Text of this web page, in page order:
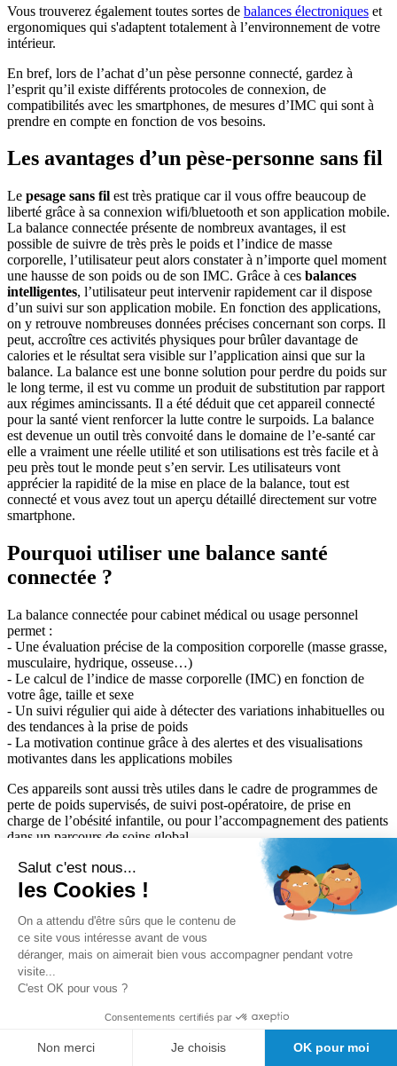
Vous trouverez également toutes sortes de balances électroniques et
ergonomiques qui s'adaptent totalement à l’environnement de votre
intérieur.
En bref, lors de l’achat d’un pèse personne connecté, gardez à
l’esprit qu’il existe différents protocoles de connexion, de
compatibilités avec les smartphones, de mesures d’IMC qui sont à
prendre en compte en fonction de vos besoins.
Les avantages d’un pèse-personne sans fil
Le pesage sans fil est très pratique car il vous offre beaucoup de
liberté grâce à sa connexion wifi/bluetooth et son application mobile.
La balance connectée présente de nombreux avantages, il est
possible de suivre de très près le poids et l’indice de masse
corporelle, l’utilisateur peut alors constater à n’importe quel moment
une hausse de son poids ou de son IMC. Grâce à ces balances
intelligentes, l’utilisateur peut intervenir rapidement car il dispose
d’un suivi sur son application mobile. En fonction des applications,
on y retrouve nombreuses données précises concernant son corps. Il
peut, accroître ces activités physiques pour brûler davantage de
calories et le résultat sera visible sur l’application ainsi que sur la
balance. La balance est une bonne solution pour perdre du poids sur
le long terme, il est vu comme un produit de substitution par rapport
aux régimes amincissants. Il a été déduit que cet appareil connecté
pour la santé vient renforcer la lutte contre le surpoids. La balance
est devenue un outil très convoité dans le domaine de l’e-santé car
elle a vraiment une réelle utilité et son utilisations est très facile et à
peu près tout le monde peut s’en servir. Les utilisateurs vont
apprécier la rapidité de la mise en place de la balance, tout est
connecté et vous avez tout un aperçu détaillé directement sur votre
smartphone.
Pourquoi utiliser une balance santé
connectée ?
La balance connectée pour cabinet médical ou usage personnel
permet :
- Une évaluation précise de la composition corporelle (masse grasse,
musculaire, hydrique, osseuse…)
- Le calcul de l’indice de masse corporelle (IMC) en fonction de
votre âge, taille et sexe
- Un suivi régulier qui aide à détecter des variations inhabituelles ou
des tendances à la prise de poids
- La motivation continue grâce à des alertes et des visualisations
motivantes dans les applications mobiles
Ces appareils sont aussi très utiles dans le cadre de programmes de
perte de poids supervisés, de suivi post-opératoire, de prise en
charge de l’obésité infantile, ou pour l’accompagnement des patients
dans un parcours de soins global.
Une balance connectée est-elle aussi
précise qu’une balance médicale classique
Oui, à condition de choisir un modèle certifié médical, avec une
graduation fine et étalonnage fiable.
Faut-il une connexion internet en
permanence pour son pèse-personne
Salut c'est nous...
les Cookies !
On a attendu d'être sûrs que le contenu de
ce site vous intéresse avant de vous
déranger, mais on aimerait bien vous accompagner pendant votre
visite...
C'est OK pour vous ?
Consentements certifiés par
Non merci Je choisis OK pour moi